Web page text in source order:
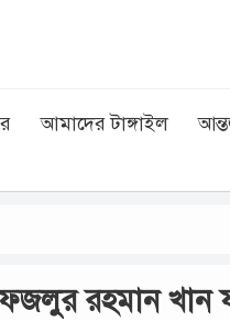
আমাদের টাঙ্গাইল
ফজলুর রহমান